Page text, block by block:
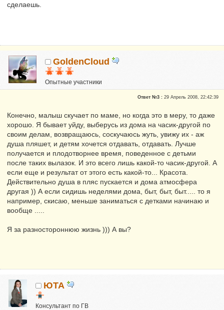
сделаешь.
GoldenCloud
Опытные участники
Ответ №3 :29 Апрель 2008, 22:42:39
Конечно, малыш скучает по маме, но когда это в меру, то даже
хорошо. Я бывает уйду, выберусь из дома на часик-другой по
своим делам, возвращаюсь, соскучаюсь жуть, увижу их - аж
душа пляшет, и детям хочется отдавать, отдавать. Лучше
получается и плодотворнее время, поведенное с детьми
после таких вылазок. И это всего лишь какой-то часик-другой. А
если еще и результат от этого есть какой-то... Красота.
Действительно душа в пляс пускается и дома атмосфера
другая )) А если сидишь неделями дома, быт, быт, быт..... то я
например, скисаю, меньше заниматься с детками начинаю и
вообще .....
Я за разностороннюю жизнь ))) А вы?
ЮТА
Консультант по ГВ